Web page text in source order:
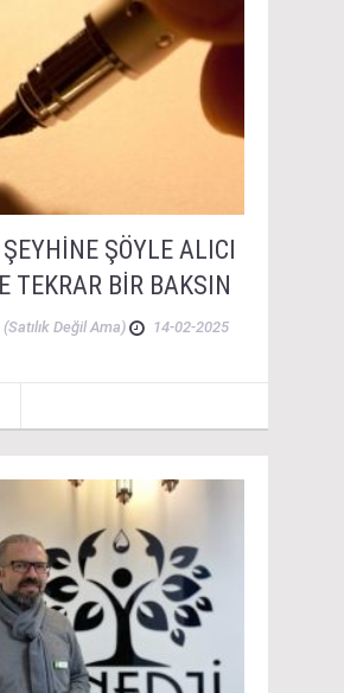
ŞÖYLE ALICI
TEKRAR BİR BAKSIN
Değil Ama) 14-02-2025